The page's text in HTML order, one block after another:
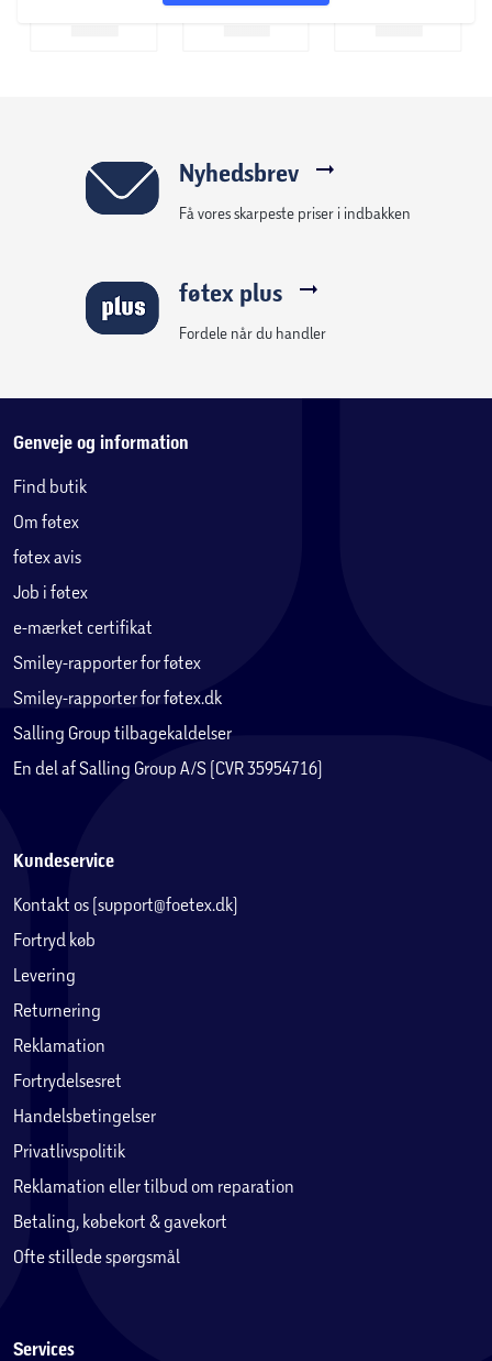
Nyhedsbrev
Få vores skarpeste priser i indbakken
føtex plus
Fordele når du handler
Genveje og information
Find butik
Om føtex
føtex avis
Job i føtex
e-mærket certifikat
Smiley-rapporter for føtex
Smiley-rapporter for føtex.dk
Salling Group tilbagekaldelser
En del af Salling Group A/S (CVR 35954716)
Kundeservice
Kontakt os (support@foetex.dk)
Fortryd køb
Levering
Returnering
Reklamation
Fortrydelsesret
Handelsbetingelser
Privatlivspolitik
Reklamation eller tilbud om reparation
Betaling, købekort & gavekort
Ofte stillede spørgsmål
Services